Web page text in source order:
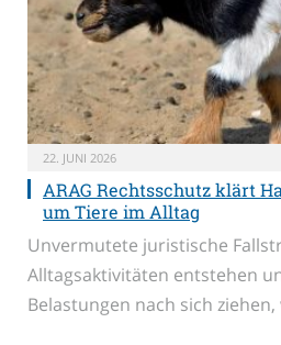
22. JUNI 2026
ARAG Rechtsschutz klärt
um Tiere im Alltag
Unvermutete juristische
Alltagsaktivitäten entstehen
Belastungen nach sich